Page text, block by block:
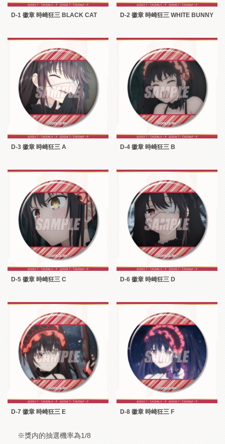
D-1 徽章 時崎狂三 BLACK CAT D-2 徽章 時崎狂三 WHITE BUNNY
D-3 徽章 時崎狂三 A D-4 徽章 時崎狂三 B
D-5 徽章 時崎狂三 C D-6 徽章 時崎狂三 D
D-7 徽章 時崎狂三 E D-8 徽章 時崎狂三 F
※獎内的抽選機率為1/8